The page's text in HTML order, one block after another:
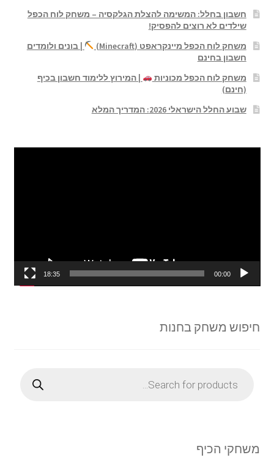
חשבון בחלל: המשימה להצלת הגלקסיה – משחק לוח הכפל
שילדים לא רוצים להפסיק!
משחק לוח הכפל מיינקראפט (Minecraft)
| בונים ולומדים
חשבון בחינם
משחק לוח הכפל מכוניות
| המירוץ ללימוד חשבון בכיף
(חינם)
שבוע החלל הישראלי 2026: המדריך המלא
00:00
18:35
חיפוש משחק בחנות
search
משחקי הכיף